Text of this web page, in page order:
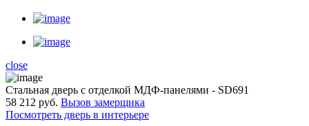
close
Стальная дверь с отделкой МДФ-панелями - SD691
58 212 руб. Вызов замерщика
Посмотреть дверь в интерьере